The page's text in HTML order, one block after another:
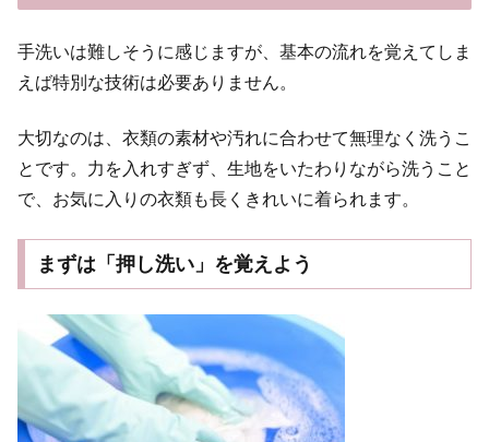
手洗いは難しそうに感じますが、基本の流れを覚えてしま
えば特別な技術は必要ありません。
大切なのは、衣類の素材や汚れに合わせて無理なく洗うこ
とです。力を入れすぎず、生地をいたわりながら洗うこと
で、お気に入りの衣類も長くきれいに着られます。
まずは「押し洗い」を覚えよう